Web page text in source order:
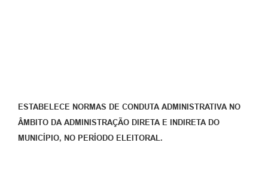
ESTABELECE NORMAS DE CONDUTA ADMINISTRATIVA NO
ÂMBITO DA ADMINISTRAÇÃO DIRETA E INDIRETA DO
MUNICÍPIO, NO PERÍODO ELEITORAL.